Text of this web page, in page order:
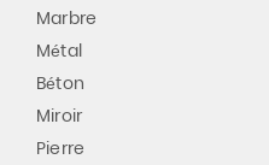
Marbre
Métal
Béton
Miroir
Pierre